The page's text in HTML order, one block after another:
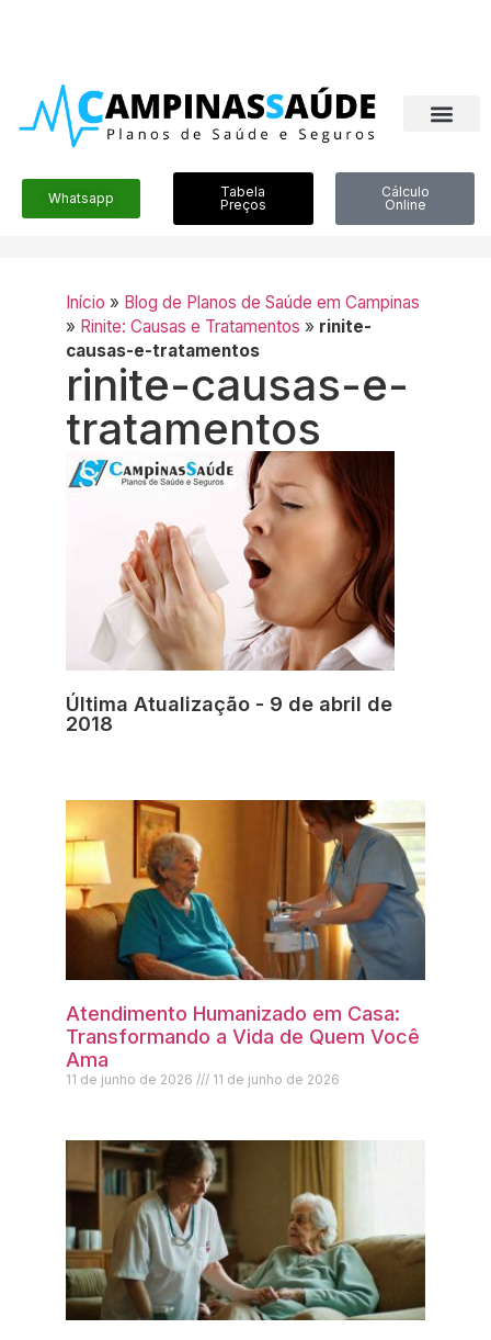
Whatsapp
Tabela
Preços
Cálculo
Online
Início » Blog de Planos de Saúde em Campinas
» Rinite: Causas e Tratamentos » rinite-
causas-e-tratamentos
rinite-causas-e-
tratamentos
Última Atualização - 9 de abril de
2018
Atendimento Humanizado em Casa:
Transformando a Vida de Quem Você
Ama
11 de junho de 2026 11 de junho de 2026